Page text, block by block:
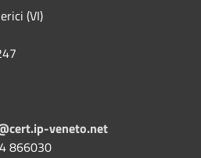
(VI)
veneto.net
866030